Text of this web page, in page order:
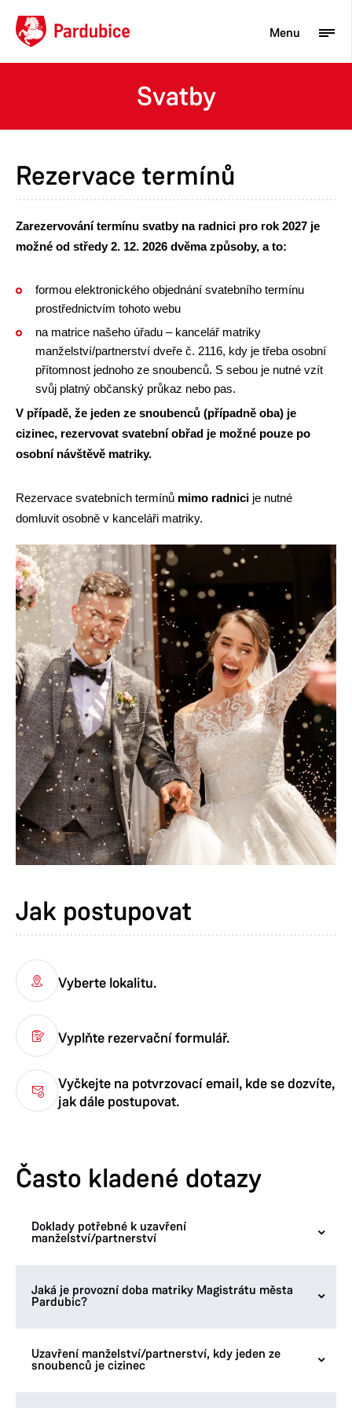
Občan
Město
Svatby
Rezervace termínů
Zarezervování termínu svatby na radnici pro rok 2027 je
možné od středy 2. 12. 2026 dvěma způsoby, a to:
formou elektronického objednání svatebního termínu
prostřednictvím tohoto webu
na matrice našeho úřadu – kancelář matriky
manželství/partnerství dveře č. 2116, kdy je třeba osobní
přítomnost jednoho ze snoubenců. S sebou je nutné vzít
svůj platný občanský průkaz nebo pas.
V případě, že jeden ze snoubenců (případně oba) je
cizinec, rezervovat svatební obřad je možné pouze po
osobní návštěvě matriky.
Rezervace svatebních termínů mimo radnici je nutné
domluvit osobně v kanceláři matriky.
Jak postupovat
Vyberte lokalitu.
Vyplňte rezervační formulář.
Vyčkejte na potvrzovací email, kde se dozvíte,
jak dále postupovat.
Často kladené dotazy
Doklady potřebné k uzavření
manželství/partnerství
platný doklad, kterým je možné prokázat totožnost,
manžela/ky,
Jaká je provozní doba matriky Magistrátu města
Pardubic?
Provozní doba pro osobní návštěvu
Uzavření manželství/partnerství, kdy jeden ze
snoubenců je cizinec
Menu